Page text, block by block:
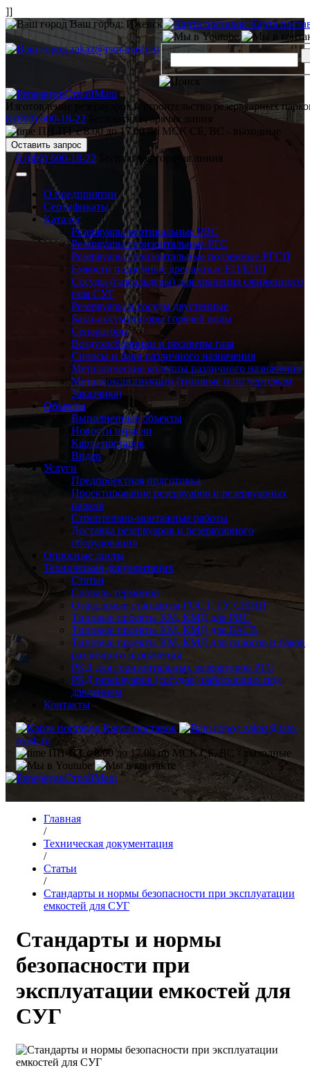
]]
Ваш город: Ижевск Карта
zakaz@rsm-mash.ru
Изготовление резервуаров и строительство резервуарных
8 (800) 600-18-22
Бесплатная горячая линия
ПН-ПТ с 8.00 до 17.00 по МСК СБ, ВС - выходные
Оставить запрос
8 (800) 600-18-22 Бесплатная горячая линия
О предприятии
Сертификаты
Каталог
Резервуары вертикальные РВС
Резервуары горизонтальные РГС
Резервуары горизонтальные подземные РГСП
Емкости подземные дренажные ЕП/ЕПП
Сосуды (газгольдеры) для хранения сжиженного
газа СУГ
Резервуары и сосуды двустенные
Баки-аккумуляторы горячей воды
Сепараторы
Воздухосборники и ресиверы газа
Силосы и баки различного назначения
Металлические колодцы различного назначения
Металлоконструкции (типовые и по чертежам
Заказчика)
Объекты
Выполненные объекты
Новости отрасли
Карта поставок
Видео
Услуги
Предпроектная подготовка
Проектирование резервуаров и резервуарных
парков
Строительно-монтажные работы
Доставка резервуаров и резервуарного
оборудования
Опросные листы
Техническая документация
Статьи
Словарь терминов
Отраслевые стандарты ГОСТ, ТУ, СНИП
Типовые проекты КМ, КМД для РВС
Типовые проекты КМ, КМД для БАГВ
Типовые проекты КМ, КМД для силосов и баков
различного назначения
РКД для горизонтальных резервуаров РГС
РКД резервуаров (сосудов) работающих под
давлением
Контакты
Карта поставок
zakaz@rsm-
mash.ru
ПН-ПТ с 8.00 до 17.00 по МСК СБ, ВС - выходные
Главная
/
Техническая документация
/
Статьи
/
Стандарты и нормы безопасности при эксплуатации
емкостей для СУГ
Стандарты и нормы
безопасности при
эксплуатации емкостей для
СУГ